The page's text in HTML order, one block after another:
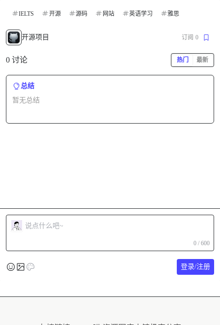
IELTS 开源 源码 网站 英语学习 雅思
开源项目 订阅 0
0 讨论 热门 最新
总结
暂无总结
0 / 600
登录/注册